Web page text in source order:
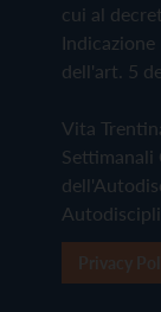
cui al
dell'art. 5
Vita